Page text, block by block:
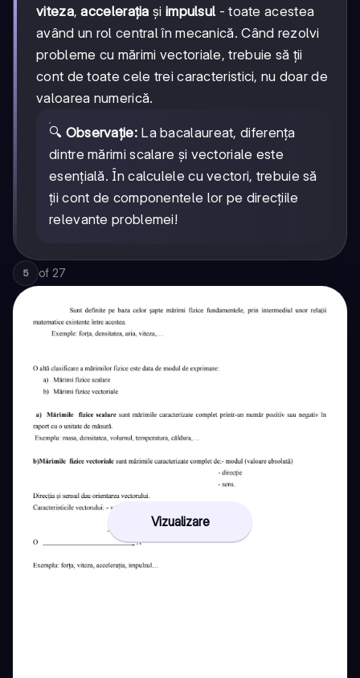
viteza,accelerația și impulsul - toate acestea
având un rol central în mecanică. Când rezolvi
probleme cu mărimi vectoriale, trebuie să ții
cont de toate cele trei caracteristici, nu doar de
valoarea numerică.
🔍 Observație:La bacalaureat, diferența
dintre mărimi scalare și vectoriale este
esențială. În calculele cu vectori, trebuie să
ții cont de componentele lor pe direcțiile
relevante problemei!
5 of 27
Vizualizare